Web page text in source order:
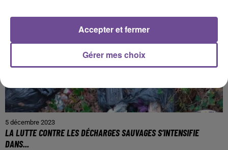
5 décembre 2023
LA LUTTE CONTRE LES DÉCHARGES SAUVAGES S’INTENSIFIE
DANS...
Gérer mes choix
Accepter et fermer